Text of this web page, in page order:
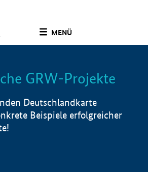
MENÜ
Info
GRW-Projekte
Deutschlandkarte
Beispiele erfolgreicher